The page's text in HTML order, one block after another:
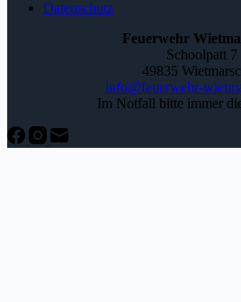
Datenschutz
Feuerwehr
Schoolpatt 7
49835
info@feuerwehr-
Im Notfall bitte immer